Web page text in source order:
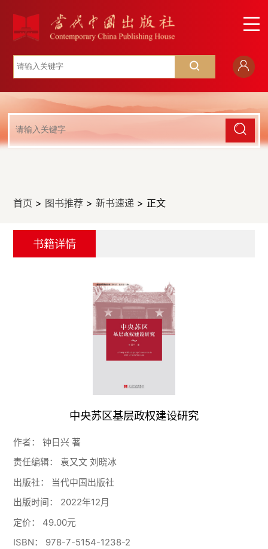
首页 > 图书推荐 >新书速递 > 正文
书籍详情
中央苏区基层政权建设研究
作者：
钟日兴 著
责任编辑：
袁又文 刘晓冰
出版社：
当代中国出版社
出版时间：
2022年12月
定价：
49.00元
ISBN：
978-7-5154-1238-2